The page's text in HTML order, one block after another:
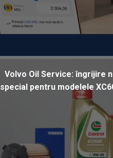
Volvo Oil Service: îngrijire
special pentru modelele